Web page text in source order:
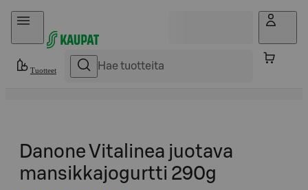
Hyppää sisältöön
Tuotteet
Danone Vitalinea juotava
mansikkajogurtti 290g